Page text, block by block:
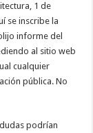
1 de
se inscribe la
informe del
al sitio web
cualquier
pública. No
podrían